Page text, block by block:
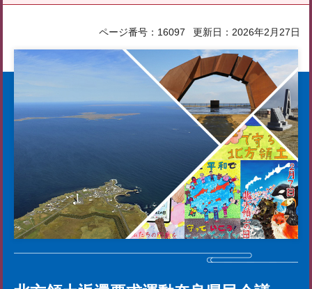
ページ番号：16097 更新日：2026年2月27日